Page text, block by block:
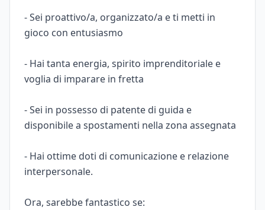
- Sei proattivo/a, organizzato/a e ti metti in
gioco con entusiasmo
- Hai tanta energia, spirito imprenditoriale e
voglia di imparare in fretta
- Sei in possesso di patente di guida e
disponibile a spostamenti nella zona assegnata
- Hai ottime doti di comunicazione e relazione
interpersonale.
Ora, sarebbe fantastico se: